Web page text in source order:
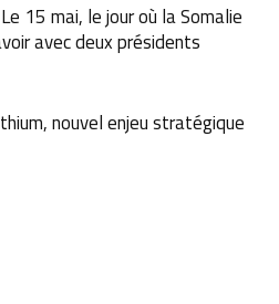
15 mai, le jour où la Somalie
avec deux présidents
nouvel enjeu stratégique